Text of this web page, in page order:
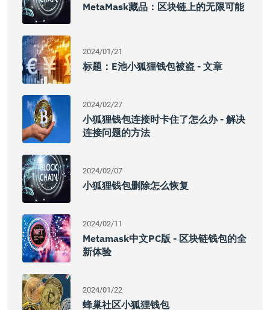
MetaMask藏品：区块链上的无限可能
2024/01/21
标题：e池小狐狸钱包被盗 - 文章
2024/02/27
小狐狸钱包连接时卡住了怎么办 - 解决
连接问题的方法
2024/02/07
小狐狸钱包删除怎么恢复
2024/02/11
Metamask中文PC版 - 区块链钱包的全
新体验
2024/01/22
蜂巢社区小狐狸钱包